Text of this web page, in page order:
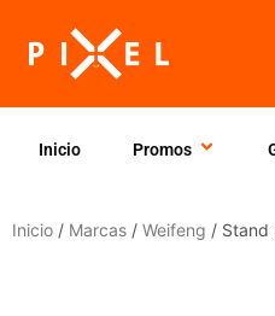
contenido
Inicio Promos
Inicio / Marcas / Weifeng / Stand